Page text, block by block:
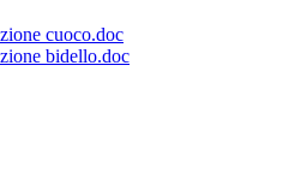
cuoco.doc
bidello.doc